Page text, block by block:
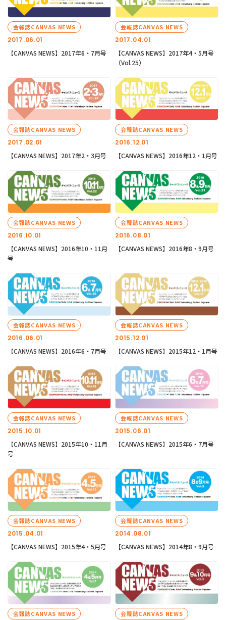
2017.06.01
会報誌CANVAS NEWS
【CANVAS NEWS】2017年6・7月号
2017.04.01
会報誌CANVAS NEWS
【CANVAS NEWS】2017年4・5月号
（Vol.25）
2017.02.01
会報誌CANVAS NEWS
【CANVAS NEWS】2017年2・3月号
2016.12.01
会報誌CANVAS NEWS
【CANVAS NEWS】2016年12・1月号
2016.10.01
会報誌CANVAS NEWS
【CANVAS NEWS】2016年10・11月
号
2016.08.01
会報誌CANVAS NEWS
【CANVAS NEWS】2016年8・9月号
2016.06.01
会報誌CANVAS NEWS
【CANVAS NEWS】2016年6・7月号
2015.12.01
会報誌CANVAS NEWS
【CANVAS NEWS】2015年12・1月号
2015.10.01
会報誌CANVAS NEWS
【CANVAS NEWS】2015年10・11月
号
2015.06.01
会報誌CANVAS NEWS
【CANVAS NEWS】2015年6・7月号
2015.04.01
会報誌CANVAS NEWS
【CANVAS NEWS】2015年4・5月号
2014.08.01
会報誌CANVAS NEWS
【CANVAS NEWS】2014年8・9月号
会報誌CANVAS NEWS 会報誌CANVAS NEWS